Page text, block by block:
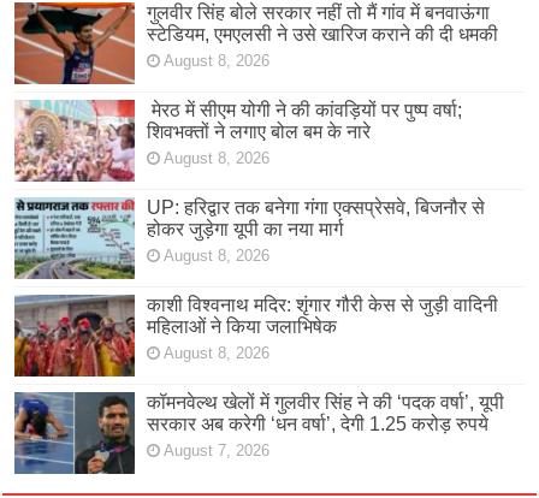
गुलवीर सिंह बोले सरकार नहीं तो मैं गांव में बनवाऊंगा
स्टेडियम, एमएलसी ने उसे खारिज कराने की दी धमकी
August 8, 2026
मेरठ में सीएम योगी ने की कांवड़ियों पर पुष्प वर्षा;
शिवभक्तों ने लगाए बोल बम के नारे
August 8, 2026
UP: हरिद्वार तक बनेगा गंगा एक्सप्रेसवे, बिजनौर से
होकर जुड़ेगा यूपी का नया मार्ग
August 8, 2026
काशी विश्वनाथ मदिर: शृंगार गौरी केस से जुड़ी वादिनी
महिलाओं ने किया जलाभिषेक
August 8, 2026
कॉमनवेल्थ खेलों में गुलवीर सिंह ने की ‘पदक वर्षा’, यूपी
सरकार अब करेगी ‘धन वर्षा’, देगी 1.25 करोड़ रुपये
August 7, 2026